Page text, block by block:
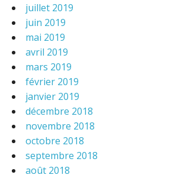
juillet 2019
juin 2019
mai 2019
avril 2019
mars 2019
février 2019
janvier 2019
décembre 2018
novembre 2018
octobre 2018
septembre 2018
août 2018